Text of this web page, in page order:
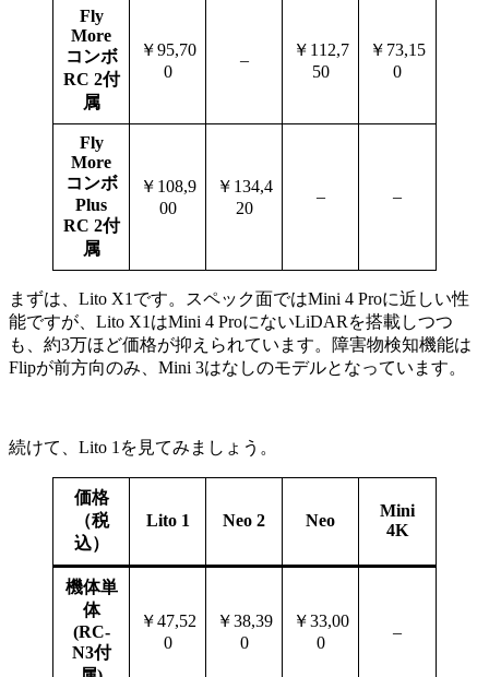
Fly
More
コンボ
RC 2付
属
￥95,70
0
–
￥112,7
50
￥73,15
0
Fly
More
コンボ
Plus
RC 2付
属
￥108,9
00
￥134,4
20
– –
まずは、Lito X1です。スペック面ではMini 4 Proに近しい性
能ですが、Lito X1はMini 4 ProにないLiDARを搭載しつつ
も、約3万ほど価格が抑えられています。障害物検知機能は
Flipが前方向のみ、Mini 3はなしのモデルとなっています。
続けて、Lito 1を見てみましょう。
価格
（税
込）
Lito 1 Neo 2 Neo
Mini
4K
機体単
体
(RC-
N3付
￥47,52
0
￥38,39
0
￥33,00
0
–